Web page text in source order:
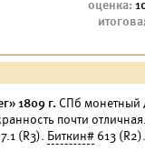
1809 г. СПб монетный
почти отличная.
(R3). Биткин# 613